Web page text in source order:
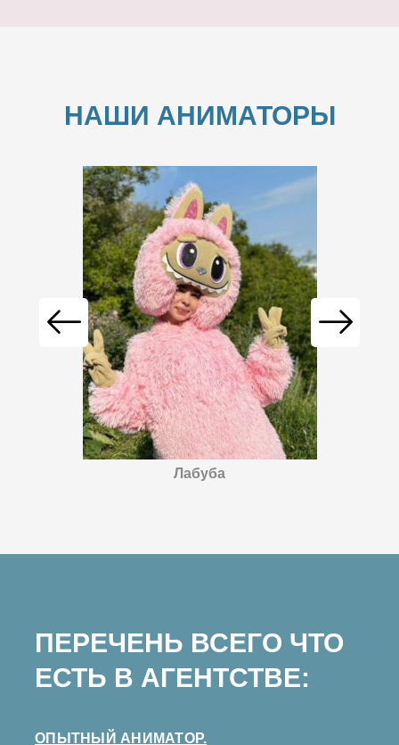
НАШИ АНИМАТОРЫ
Лабуба
ПЕРЕЧЕНЬ ВСЕГО ЧТО
ЕСТЬ В АГЕНТСТВЕ:
ОПЫТНЫЙ АНИМАТОР.